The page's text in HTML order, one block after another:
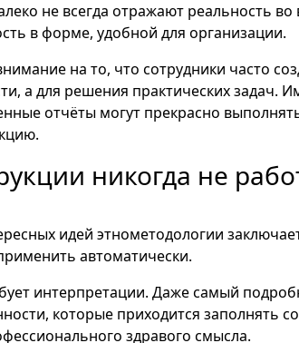
не всегда отражают реальность
в форме, удобной для организации.
на то, что сотрудники часто
а для решения практических задач.
отчёты могут прекрасно
никогда не
идей этнометодологии
автоматически.
интерпретации. Даже самый
которые приходится заполнять
здравого смысла.